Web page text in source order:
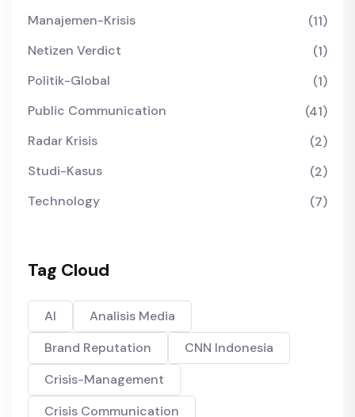
Manajemen-Krisis
(11)
Netizen Verdict
(1)
Politik-Global
(1)
Public Communication
(41)
Radar Krisis
(2)
Studi-Kasus
(2)
Technology
(7)
Tag Cloud
AI
Analisis Media
Brand Reputation
CNN Indonesia
Crisis-Management
Crisis Communication